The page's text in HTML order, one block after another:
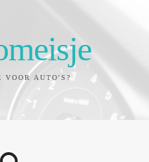
VOOR AUTO'S?